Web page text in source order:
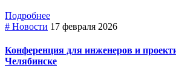
Подробнее
# Новости 17 февраля 2026
Конференция для инженеров и
Челябинске